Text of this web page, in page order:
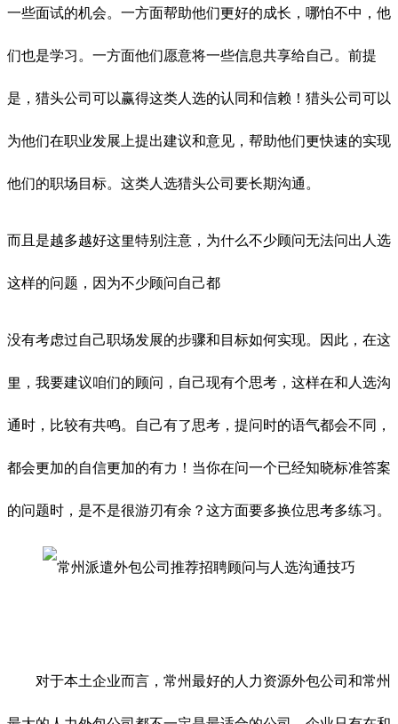
一些面试的机会。一方面帮助他们更好的成长，哪怕不中，他
们也是学习。一方面他们愿意将一些信息共享给自己。前提
是，猎头公司可以赢得这类人选的认同和信赖！猎头公司可以
为他们在职业发展上提出建议和意见，帮助他们更快速的实现
他们的职场目标。这类人选猎头公司要长期沟通。
而且是越多越好这里特别注意，为什么不少顾问无法问出人选
这样的问题，因为不少顾问自己都
没有考虑过自己职场发展的步骤和目标如何实现。因此，在这
里，我要建议咱们的顾问，自己现有个思考，这样在和人选沟
通时，比较有共鸣。自己有了思考，提问时的语气都会不同，
都会更加的自信更加的有力！当你在问一个已经知晓标准答案
的问题时，是不是很游刃有余？这方面要多换位思考多练习。
对于本土企业而言，常州最好的人力资源外包公司和常州